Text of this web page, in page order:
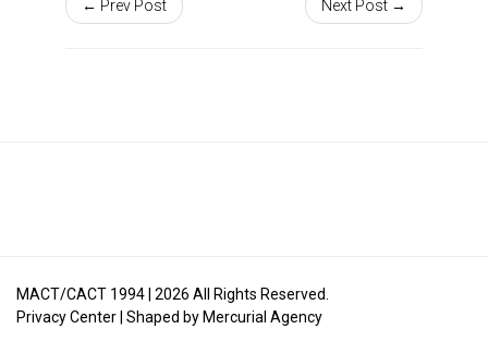
← Prev Post Next Post →
MACT/CACT 1994 | 2026 All Rights Reserved.
Privacy Center | Shaped by Mercurial Agency